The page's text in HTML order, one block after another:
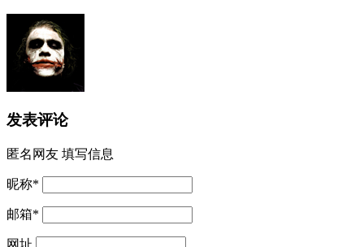
发表评论
匿名网友 填写信息
昵称*
邮箱*
网址